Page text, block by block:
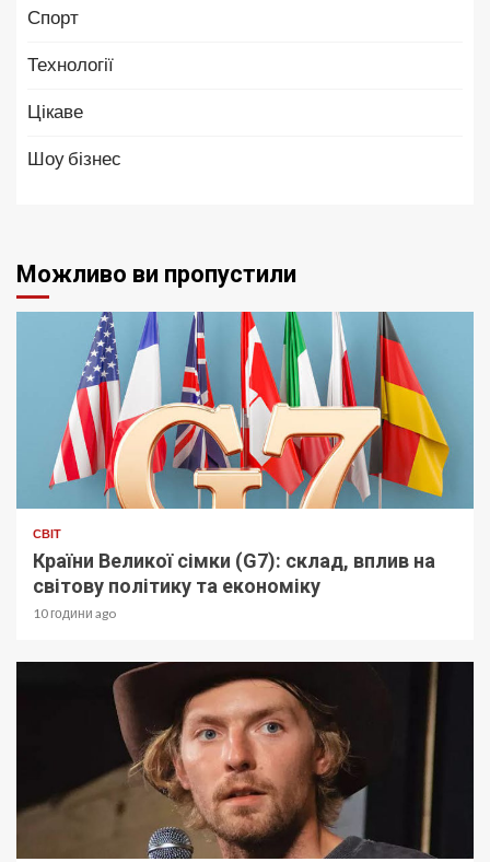
Спорт
Технології
Цікаве
Шоу бізнес
Можливо ви пропустили
СВІТ
Країни Великої сімки (G7): склад, вплив на
світову політику та економіку
10 години ago